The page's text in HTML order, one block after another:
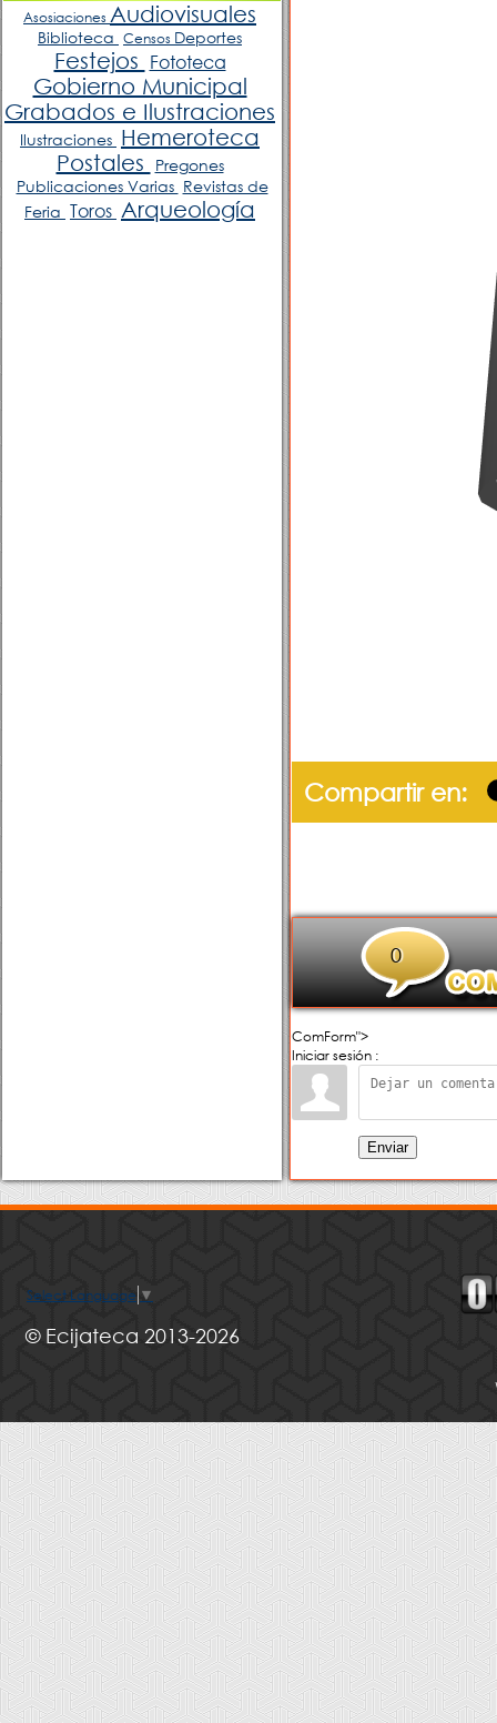
Asosiaciones Audiovisuales
Biblioteca Censos Deportes
Festejos Fototeca
Gobierno Municipal
Grabados e Ilustraciones
Ilustraciones Hemeroteca
Postales
Pregones
Publicaciones Varias Revistas de
Feria Toros Arqueología
Compartir en:
0
ComForm">
Iniciar sesión :
Enviar
Select Language ▼
© Ecijateca 2013-2026